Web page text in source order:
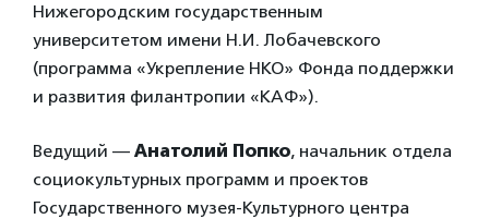
Нижегородским государственным
университетом имени Н.И. Лобачевского
(программа «Укрепление НКО» Фонда поддержки
и развития филантропии «КАФ»).
Ведущий — Анатолий Попко, начальник отдела
социокультурных программ и проектов
Государственного музея-Культурного центра